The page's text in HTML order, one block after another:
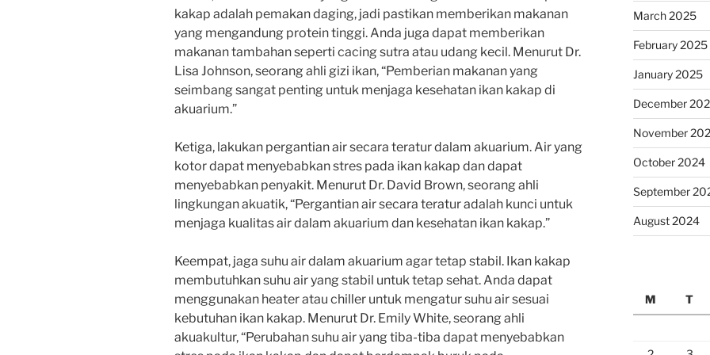
kakap adalah pemakan daging, jadi pastikan memberikan makanan
yang mengandung protein tinggi. Anda juga dapat memberikan
makanan tambahan seperti cacing sutra atau udang kecil. Menurut Dr.
Lisa Johnson, seorang ahli gizi ikan, “Pemberian makanan yang
seimbang sangat penting untuk menjaga kesehatan ikan kakap di
akuarium.”
Ketiga, lakukan pergantian air secara teratur dalam akuarium. Air yang
kotor dapat menyebabkan stres pada ikan kakap dan dapat
menyebabkan penyakit. Menurut Dr. David Brown, seorang ahli
lingkungan akuatik, “Pergantian air secara teratur adalah kunci untuk
menjaga kualitas air dalam akuarium dan kesehatan ikan kakap.”
Keempat, jaga suhu air dalam akuarium agar tetap stabil. Ikan kakap
membutuhkan suhu air yang stabil untuk tetap sehat. Anda dapat
menggunakan heater atau chiller untuk mengatur suhu air sesuai
kebutuhan ikan kakap. Menurut Dr. Emily White, seorang ahli
akuakultur, “Perubahan suhu air yang tiba-tiba dapat menyebabkan
March 2025
February 2025
January 2025
December
November
October 2024
September
August 2024
M T